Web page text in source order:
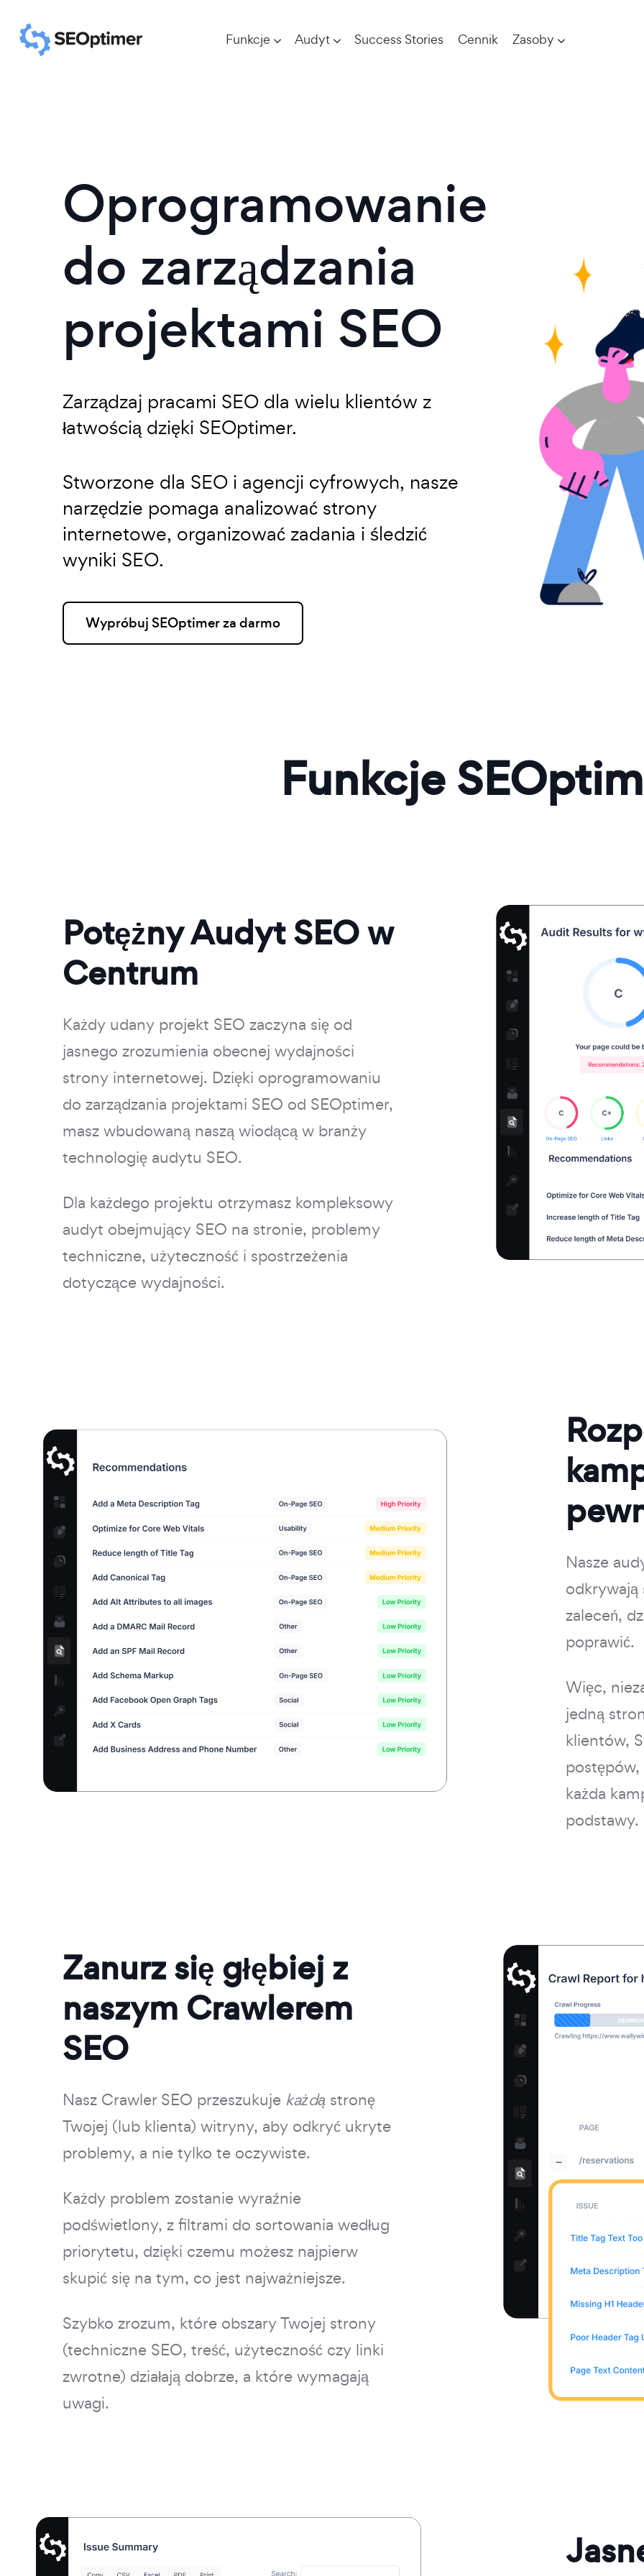
Funkcje Audyt Success Stories Cennik Zasoby
Oprogramowanie
do zarządzania
projektami SEO
Zarządzaj pracami SEO dla wielu klientów z
łatwością dzięki SEOptimer.
Stworzone dla SEO i agencji cyfrowych, nasze
narzędzie pomaga analizować strony
internetowe, organizować zadania i śledzić
wyniki SEO.
Wypróbuj SEOptimer za darmo
Funkcje
Potężny Audyt SEO w
Centrum
Każdy udany projekt SEO zaczyna się od
jasnego zrozumienia obecnej wydajności
strony internetowej. Dzięki oprogramowaniu
do zarządzania projektami SEO od SEOptimer,
masz wbudowaną naszą wiodącą w branży
technologię audytu SEO.
Dla każdego projektu otrzymasz kompleksowy
audyt obejmujący SEO na stronie, problemy
techniczne, użyteczność i spostrzeżenia
dotyczące wydajności.
Nasze
odkrywają
zaleceń,
poprawić.
Więc,
jedną
klientów,
każda
podstawy.
Zanurz się głębiej z
naszym Crawlerem
SEO
Nasz Crawler SEO przeszukuje każdą stronę
Twojej (lub klienta) witryny, aby odkryć ukryte
problemy, a nie tylko te oczywiste.
Każdy problem zostanie wyraźnie
podświetlony, z filtrami do sortowania według
priorytetu, dzięki czemu możesz najpierw
skupić się na tym, co jest najważniejsze.
Szybko zrozum, które obszary Twojej strony
(techniczne SEO, treść, użyteczność czy linki
zwrotne) działają dobrze, a które wymagają
uwagi.